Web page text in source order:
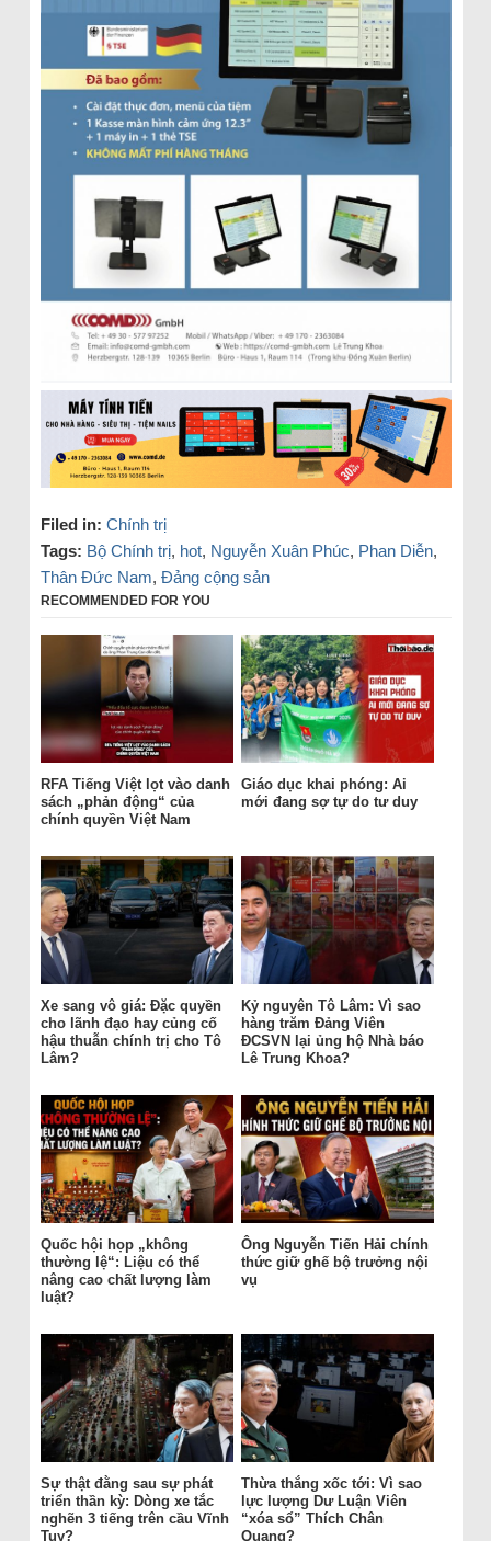
Filed in: Chính trị
Tags: Bộ Chính trị, hot, Nguyễn Xuân Phúc, Phan Diễn,
Thân Đức Nam, Đảng cộng sản
RECOMMENDED FOR YOU
RFA Tiếng Việt lọt vào danh
sách „phản động“ của
chính quyền Việt Nam
Giáo dục khai phóng: Ai
mới đang sợ tự do tư duy
Xe sang vô giá: Đặc quyền
cho lãnh đạo hay củng cố
hậu thuẫn chính trị cho Tô
Lâm?
Kỷ nguyên Tô Lâm: Vì sao
hàng trăm Đảng Viên
ĐCSVN lại ủng hộ Nhà báo
Lê Trung Khoa?
Quốc hội họp „không
thường lệ“: Liệu có thể
nâng cao chất lượng làm
luật?
Ông Nguyễn Tiến Hải chính
thức giữ ghế bộ trưởng nội
vụ
Sự thật đằng sau sự phát
triển thần kỳ: Dòng xe tắc
nghẽn 3 tiếng trên cầu Vĩnh
Tuy?
Thừa thắng xốc tới: Vì sao
lực lượng Dư Luận Viên
“xóa sổ” Thích Chân
Quang?